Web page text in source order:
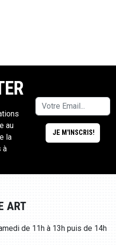
au
la
à
ART
de 11h à 13h puis de 14h